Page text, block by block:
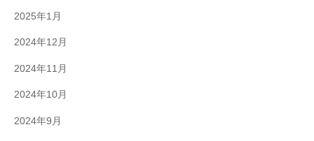
2025年1月
2024年12月
2024年11月
2024年10月
2024年9月